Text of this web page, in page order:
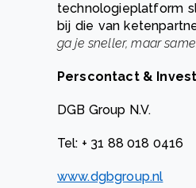
technologieplatform
bij die van
ga je sneller, maar
Perscontact &
DGB Group N.V.
Tel: + 31 88 018 0416
www.dgbgroup.nl